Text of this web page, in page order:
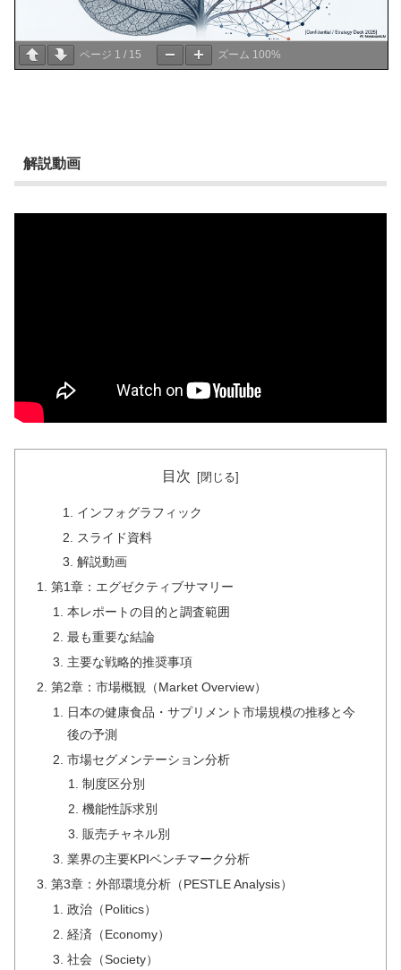
ページ 1 / 15 ズーム 100%
解説動画
目次
インフォグラフィック
スライド資料
解説動画
第1章：エグゼクティブサマリー
本レポートの目的と調査範囲
最も重要な結論
主要な戦略的推奨事項
第2章：市場概観（Market Overview）
日本の健康食品・サプリメント市場規模の推移と今
後の予測
市場セグメンテーション分析
制度区分別
機能性訴求別
販売チャネル別
業界の主要KPIベンチマーク分析
第3章：外部環境分析（PESTLE Analysis）
政治（Politics）
経済（Economy）
社会（Society）